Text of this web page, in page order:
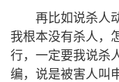
再比如说杀人
我根本没有杀人，
行，一定要我说杀
编，说是被害人叫